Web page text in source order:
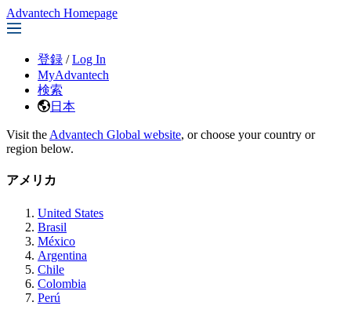
Advantech Homepage
登録 / Log In
MyAdvantech
検索
日本
Visit the Advantech Global website, or choose your country or
region below.
アメリカ
United States
Brasil
México
Argentina
Chile
Colombia
Perú